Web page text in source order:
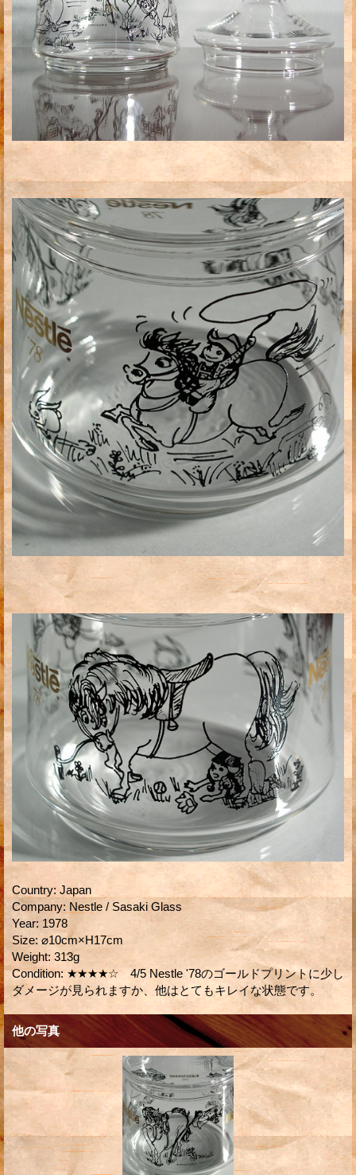
Country: Japan
Company: Nestle / Sasaki Glass
Year: 1978
Size: ⌀10cm×H17cm
Weight: 313g
Condition: ★★★★☆ 4/5 Nestle '78のゴールドプリントに少し
ダメージが見られますか、他はとてもキレイな状態です。
他の写真